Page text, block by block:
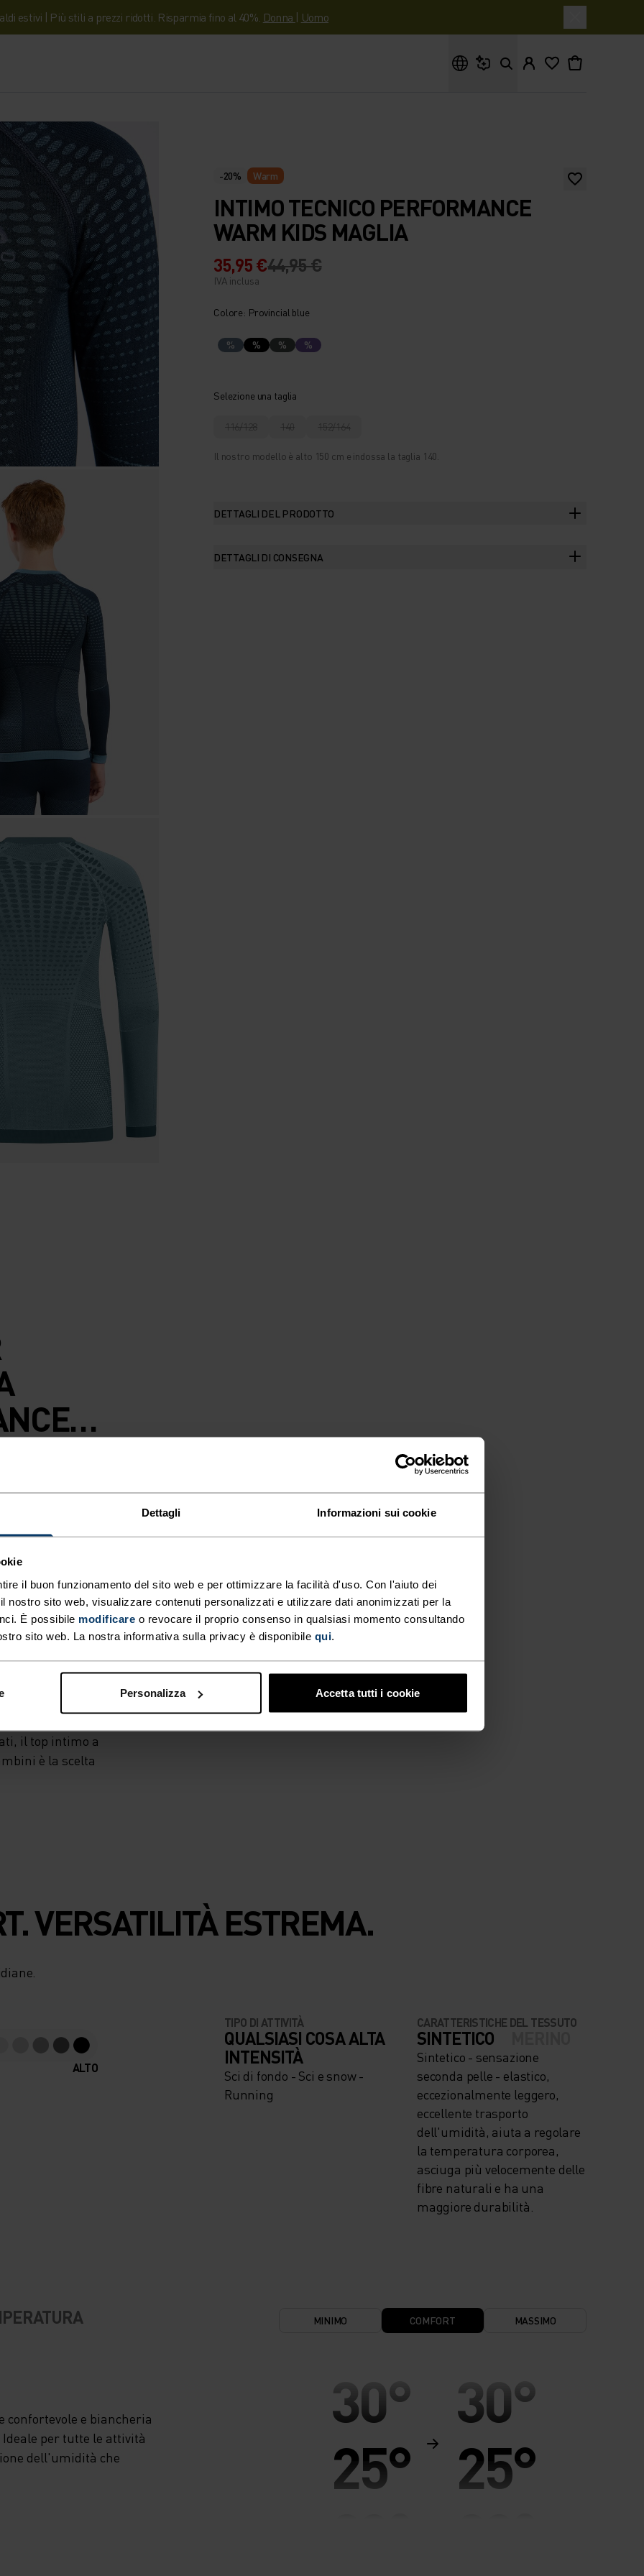
Dettagli Informazioni sui cookie
il buon funzionamento del sito web e per ottimizzare la facilità d'uso. Con l'aiuto dei
nostro sito web, visualizzare contenuti personalizzati e utilizzare dati anonimizzati per la
È possibile modificare o revocare il proprio consenso in qualsiasi momento consultando
sito web. La nostra informativa sulla privacy è disponibile qui.
Personalizza Accetta tutti i cookie
estivi | Più stili a prezzi ridotti. Risparmia fino al 40%. Donna | Uomo
-20% Warm
INTIMO TECNICO PERFORMANCE
WARM KIDS MAGLIA
35,95 €44,95 €
IVA inclusa
Colore: Provincial blue
% % % %
Selezione una taglia
116/128 140 152/164
Il nostro modello è alto 150 cm e indossa la taglia 140.
DETTAGLI DEL PRODOTTO
DETTAGLI DI CONSEGNA
DI
UN
DI
Warm
di lavorazione a
microclima
più a lungo,
base ultra
anatomica per
dove
in un
completa
Effect e
che
attivi freschi
base in grado
liberi di
il top intimo a
è la scelta
VERSATILITÀ ESTREMA.
ALTO
TIPO DI ATTIVITÀ
QUALSIASI COSA ALTA
INTENSITÀ
Sci di fondo - Sci e snow -
Running
CARATTERISTICHE DEL TESSUTO
SINTETICO
Sintetico - sensazione
seconda pelle - elastico,
eccezionalmente leggero,
eccellente trasporto
dell'umidità, aiuta a regolare
la temperatura corporea,
asciuga più velocemente delle
fibre naturali e ha una
maggiore durabilità.
e biancheria
per tutte le attività
dell'umidità che
MINIMO COMFORT MASSIMO
30°
25°
30°
25°